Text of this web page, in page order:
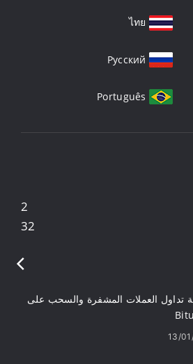
ไทย
Русский
Português
2
32
تداول العملات المشفرة والسحب على
13/